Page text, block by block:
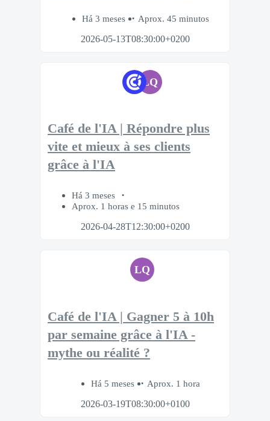
Há 3 meses
Aprox. 45 minutos
2026-05-13T08:30:00+0200
LQ
Café de l'IA | Répondre plus
vite et mieux à ses clients
grâce à l'IA
Há 3 meses
Aprox. 1 horas e 15 minutos
2026-04-28T12:30:00+0200
LQ
Café de l'IA | Gagner 5 à 10h
par semaine grâce à l'IA -
mythe ou réalité ?
Há 5 meses
Aprox. 1 hora
2026-03-19T08:30:00+0100